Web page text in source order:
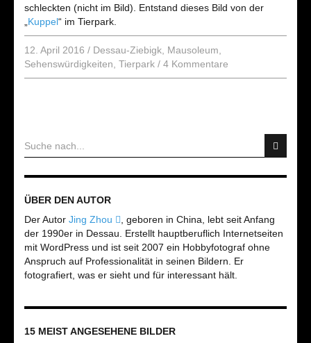
schleckten (nicht im Bild). Entstand dieses Bild von der
Kuppel“ im Tierpark.
12. April 2016 / Dessau-Ziebigk Mausoleum
Sehenswürdigkeiten Tierpark / 4 Kommentare
ÜBER DEN AUTOR
Der Autor Jing Zhou
, geboren in China, lebt seit Anfang
der 1990er in Dessau. Erstellt hauptberuflich Internetseiten
mit WordPress und ist seit 2007 ein Hobbyfotograf ohne
Anspruch auf Professionalität in seinen Bildern. Er
fotografiert, was er sieht und für interessant hält.
15 MEIST ANGESEHENE BILDER